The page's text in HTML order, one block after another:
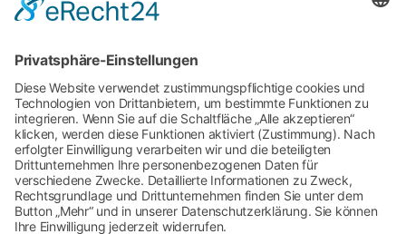
Rechtliches
Datenschutzerklärung
Impressum
Kontakt
Newcoo GmbH